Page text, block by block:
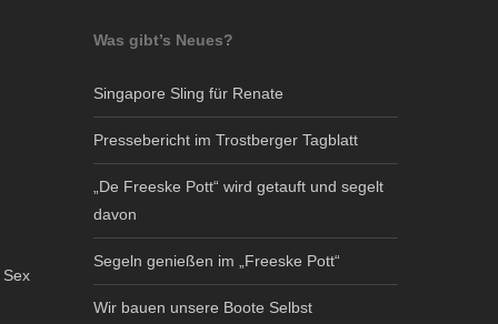
Was gibt’s Neues?
Singapore Sling für Renate
Pressebericht im Trostberger Tagblatt
„De Freeske Pott“ wird getauft und segelt
davon
Segeln genießen im „Freeske Pott“
Wir bauen unsere Boote Selbst